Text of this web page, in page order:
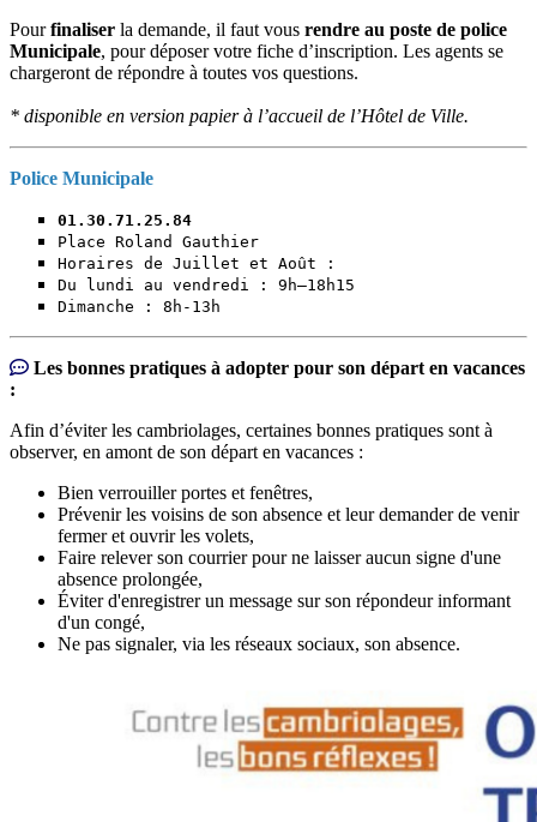
Pourfinaliser la demande, il faut vous rendre au poste de police
Municipale, pour déposer votre fiche d’inscription. Les agents se
chargeront de répondre à toutes vos questions.
* disponible en version papier à l’accueil de l’Hôtel de Ville.
Police Municipale
01.30.71.25.84
Place Roland Gauthier
Horaires de Juillet et Août :
Du lundi au vendredi : 9h–18h15
Dimanche : 8h-13h
Les bonnes pratiques à adopter pour son départ en vacances
:
Afin d’éviter les cambriolages, certaines bonnes pratiques sont à
observer, en amont de son départ en vacances :
Bien verrouiller portes et fenêtres,
Prévenir les voisins de son absence et leur demander de venir
fermer et ouvrir les volets,
Faire relever son courrier pour ne laisser aucun signe d'une
absence prolongée,
Éviter d'enregistrer un message sur son répondeur informant
d'un congé,
Ne pas signaler, via les réseaux sociaux, son absence.